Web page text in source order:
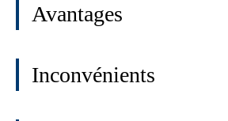
Avantages
Inconvénients